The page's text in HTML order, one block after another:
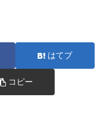
はてブ
コピー